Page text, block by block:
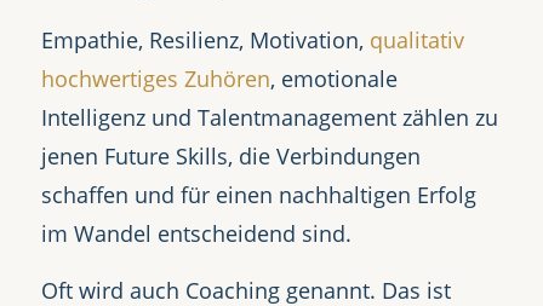
Empathie, Resilienz, Motivation, qualitativ
hochwertiges Zuhören, emotionale
Intelligenz und Talentmanagement zählen zu
jenen Future Skills, die Verbindungen
schaffen und für einen nachhaltigen Erfolg
im Wandel entscheidend sind.
Oft wird auch Coaching genannt. Das ist